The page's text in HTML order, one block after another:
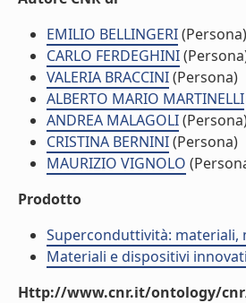
EMILIO BELLINGERI(Persona)
CARLO FERDEGHINI
VALERIA BRACCINI(Persona)
ALBERTO MARIO MARTINELLI
ANDREA MALAGOLI
CRISTINA BERNINI(Persona)
MAURIZIO VIGNOLO
Prodotto
Superconduttività: materiali,
Materiali e dispositivi
Http://www.cnr.it/ontology/